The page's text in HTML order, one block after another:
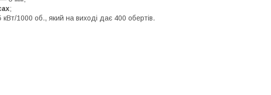
;
1000 об., який на виході дає 400 обертів.